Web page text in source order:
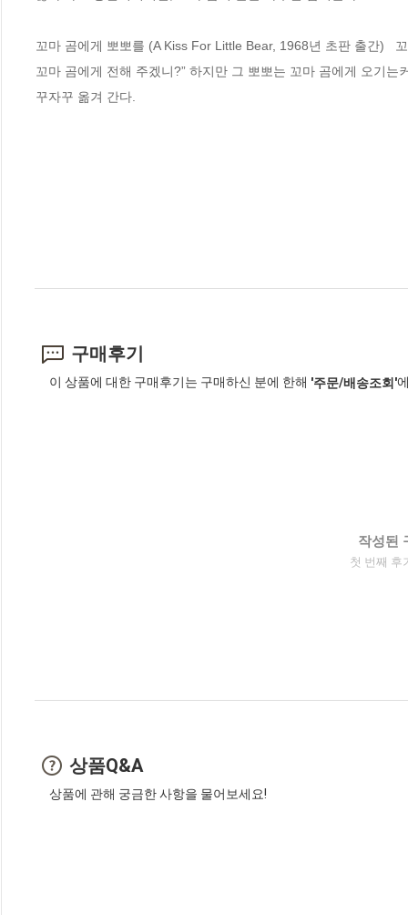
꼬마 곰에게 뽀뽀를 (A Kiss For Little Bear, 1968년 초판 출간)
꼬마 곰에게 전해 주겠니?” 하지만 그 뽀뽀는 꼬마 곰에게 오기
꾸자꾸 옮겨 간다.
구매후기
이 상품에 대한 구매후기는 구매하신 분에 한해 '주문/배송조회'
작성된
첫 번째 후
상품Q&A
상품에 관해 궁금한 사항을 물어보세요!